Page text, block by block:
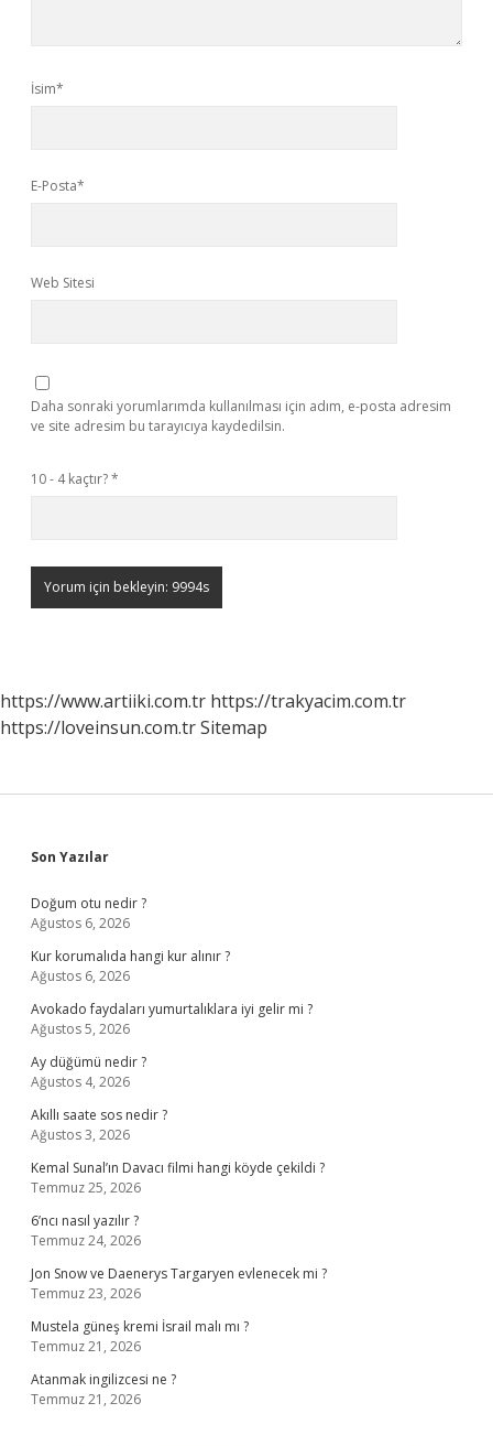
İsim*
E-Posta*
Web Sitesi
Daha sonraki yorumlarımda kullanılması için adım, e-posta adresim
ve site adresim bu tarayıcıya kaydedilsin.
10 - 4 kaçtır?*
https://www.artiiki.com.tr https://trakyacim.com.tr
https://loveinsun.com.trSitemap
Sidebar
Son Yazılar
Doğum otu nedir ?
Ağustos 6, 2026
Kur korumalıda hangi kur alınır ?
Ağustos 6, 2026
Avokado faydaları yumurtalıklara iyi gelir mi ?
Ağustos 5, 2026
Ay düğümü nedir ?
Ağustos 4, 2026
Akıllı saate sos nedir ?
Ağustos 3, 2026
Kemal Sunal’ın Davacı filmi hangi köyde çekildi ?
Temmuz 25, 2026
6’ncı nasıl yazılır ?
Temmuz 24, 2026
Jon Snow ve Daenerys Targaryen evlenecek mi ?
Temmuz 23, 2026
Mustela güneş kremi İsrail malı mı ?
Temmuz 21, 2026
Atanmak ingilizcesi ne ?
Temmuz 21, 2026